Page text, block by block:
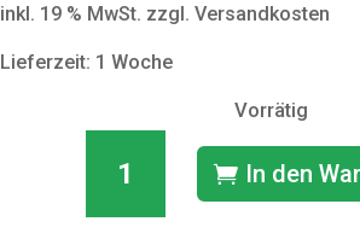
inkl. 19 % MwSt. zzgl. Versandkosten
Lieferzeit: 1 Woche
Vorrätig
Trommelsteine
In den